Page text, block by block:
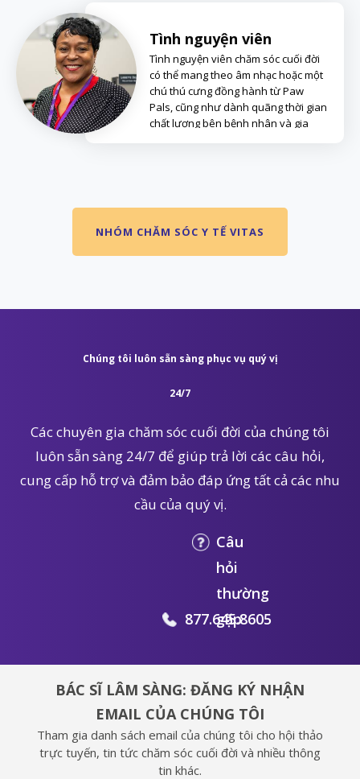
Tình nguyện viên
Tình nguyện viên chăm sóc cuối đời
có thể mang theo âm nhạc hoặc một
chú thú cưng đồng hành từ Paw
Pals, cũng như dành quãng thời gian
chất lượng bên bệnh nhân và gia
NHÓM CHĂM SÓC Y TẾ VITAS
Chúng tôi luôn sẵn sàng phục vụ quý vị
24/7
Các chuyên gia chăm sóc cuối đời của chúng tôi
luôn sẵn sàng 24/7 để giúp trả lời các câu hỏi,
cung cấp hỗ trợ và đảm bảo đáp ứng tất cả các nhu
cầu của quý vị.
877.645.8605
Câu
hỏi
thường
gặp
BÁC SĨ LÂM SÀNG: ĐĂNG KÝ NHẬN
EMAIL CỦA CHÚNG TÔI
Tham gia danh sách email của chúng tôi cho hội thảo
trực tuyến, tin tức chăm sóc cuối đời và nhiều thông
tin khác.